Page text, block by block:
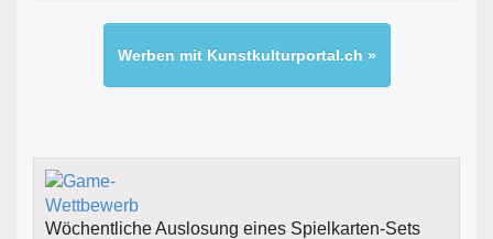
Werben mit Kunstkulturportal.ch »
Wöchentliche Auslosung eines Spielkarten-Sets